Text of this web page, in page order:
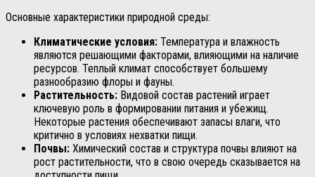
Основные характеристики природной среды:
Климатические условия: Температура и влажность
являются решающими факторами, влияющими на наличие
ресурсов. Теплый климат способствует большему
разнообразию флоры и фауны.
Растительность: Видовой состав растений играет
ключевую роль в формировании питания и убежищ.
Некоторые растения обеспечивают запасы влаги, что
критично в условиях нехватки пищи.
Почвы: Химический состав и структура почвы влияют на
рост растительности, что в свою очередь сказывается на